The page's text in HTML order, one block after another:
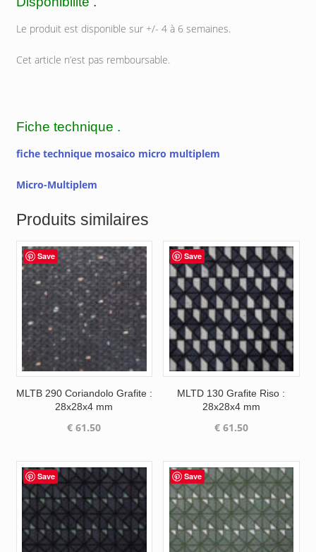
Le produit est disponible sur +/- 4 à 6 semaines.
Cet article n’est pas remboursable.
Fiche technique .
fiche technique mosaico micro multiplem
Micro-Multiplem
Produits similaires
Save
MLTB 290 Coriandolo Grafite :
28x28x4 mm
€ 61.50
Save
MLTD 130 Grafite Riso :
28x28x4 mm
€61.50
Save Save